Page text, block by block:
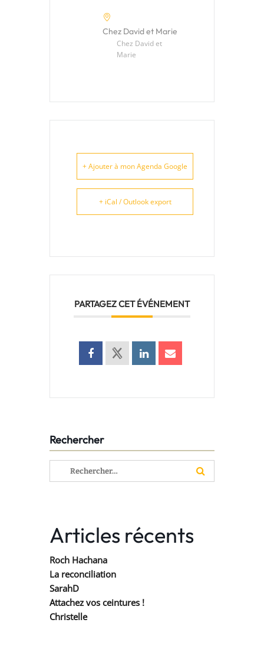
Chez David et Marie
Chez David et
Marie
+ Ajouter à mon Agenda Google
+ iCal / Outlook export
PARTAGEZ CET ÉVÉNEMENT
Rechercher
Rechercher :
Articles récents
Roch Hachana
La reconciliation
SarahD
Attachez vos ceintures !
Christelle